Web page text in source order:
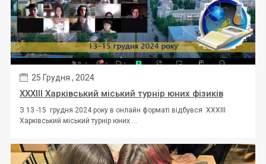
25 Грудня , 2024
ХХХІІI Харківський міський турнір юних фізиків
З 13 -15 грудня 2024 року в онлайн форматі відбувся ХХХІІI
Харківський міський турнір юних ...